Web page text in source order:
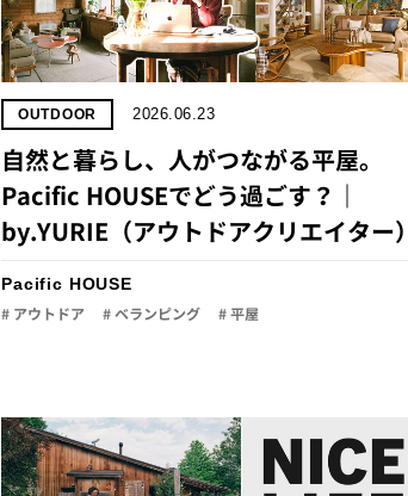
OUTDOOR 2026.06.23
自然と暮らし、人がつながる平屋。
Pacific HOUSEでどう過ごす？｜
by.YURIE（アウトドアクリエイター）
Pacific HOUSE
# アウトドア # ベランピング # 平屋